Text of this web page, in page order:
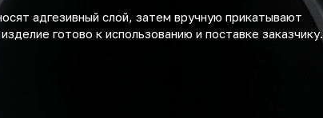
адгезивный слой, затем вручную прикатывают
готово к использованию и поставке заказчику.